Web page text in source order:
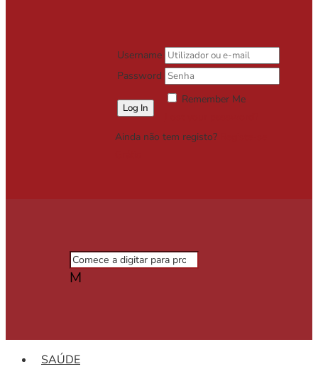
Username
Password
Remember Me
Ainda não tem registo?
M
SAÚDE